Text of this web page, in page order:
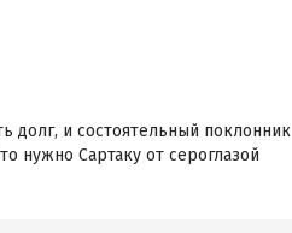
долг, и состоятельный поклонник
нужно Сартаку от сероглазой